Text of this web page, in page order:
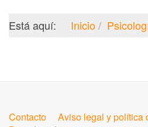
Está aquí: Inicio
Contacto Aviso legal y política